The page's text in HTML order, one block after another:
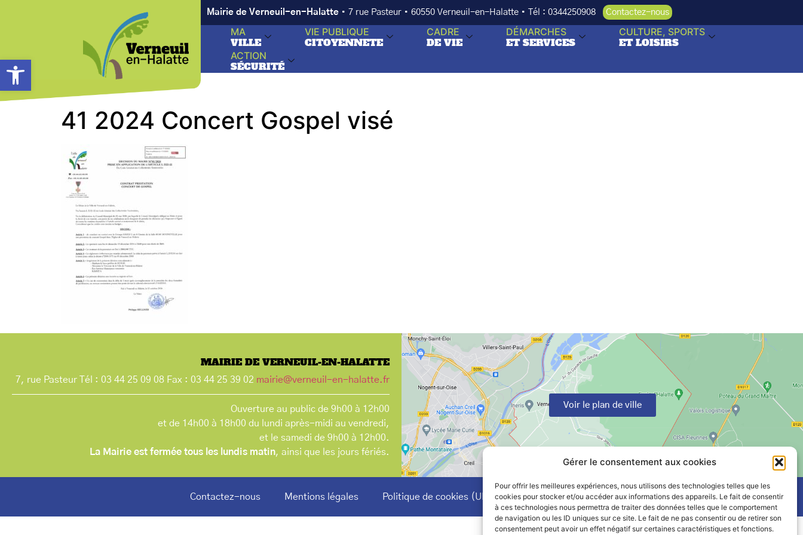
Ouvrir la barre d’outils
Gérer le consentement aux cookies
Pour offrir les meilleures expériences, nous utilisons des technologies telles que les
cookies pour stocker et/ou accéder aux informations des appareils. Le fait de consentir
à ces technologies nous permettra de traiter des données telles que le comportement
de navigation ou les ID uniques sur ce site. Le fait de ne pas consentir ou de retirer son
consentement peut avoir un effet négatif sur certaines caractéristiques et fonctions.
Mairie de Verneuil-en-Halatte • 7 rue Pasteur • 60550 Verneuil-en-Halatte • Tél : 0344250908 Contactez-nous
MA
VILLE
VIE PUBLIQUE
CITOYENNETE
CADRE
DE VIE
DÉMARCHES
ET SERVICES
CULTURE, SPORTS
ET LOISIRS
ACTION
SÉCURITÉ
41 2024 Concert Gospel visé
MAIRIE DE VERNEUIL-EN-HALATTE
7, rue Pasteur Tél : 03 44 25 09 08 Fax : 03 44 25 39 02 mairie@verneuil-en-halatte.fr
Ouverture au public de 9h00 à 12h00
et de 14h00 à 18h00 du lundi après-midi au vendredi,
et le samedi de 9h00 à 12h00.
La Mairie est fermée tous les lundis matin, ainsi que les jours fériés.
Voir le plan de ville
Contactez-nous Mentions légales Politique de cookies (UE)